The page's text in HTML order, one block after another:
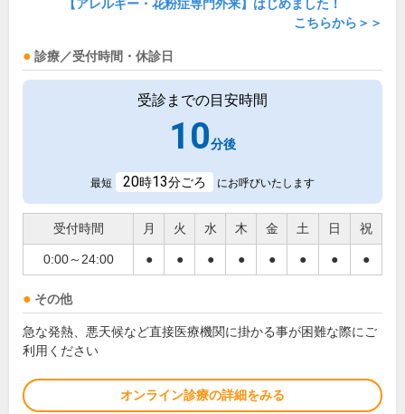
【アレルギー・花粉症専門外来】はじめました！
こちらから＞＞
診療／受付時間・休診日
受診までの目安時間
10分後
最短 20時13分ごろ にお呼びいたします
受付時間 月 火 水 木 金 土 日 祝
0:00～24:00 ● ● ● ● ● ● ● ●
その他
急な発熱、悪天候など直接医療機関に掛かる事が困難な際にご
利用ください
オンライン診療の詳細をみる